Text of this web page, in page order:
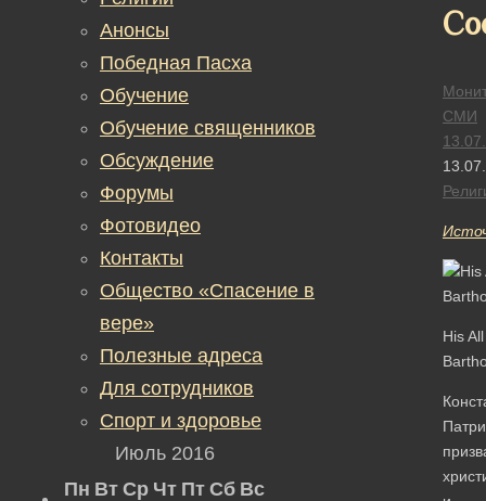
СМИ
His
Анонсы
Победная Пасха
Обучение
Обучение священников
Обсуждение
Форумы
Фотовидео
Контакты
Общество «Спасение в
вере»
Полезные адреса
Для сотрудников
Спорт и здоровье
Июль 2016
Пн Вт Ср Чт Пт Сб Вс